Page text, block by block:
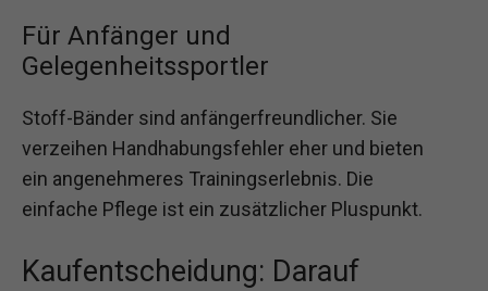
Für Anfänger und
Gelegenheitssportler
Stoff-Bänder sind anfängerfreundlicher. Sie
verzeihen Handhabungsfehler eher und bieten
ein angenehmeres Trainingserlebnis. Die
einfache Pflege ist ein zusätzlicher Pluspunkt.
Kaufentscheidung: Darauf